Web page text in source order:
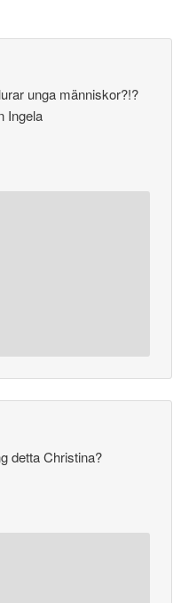
unga människor?!?
Ingela
detta Christina?